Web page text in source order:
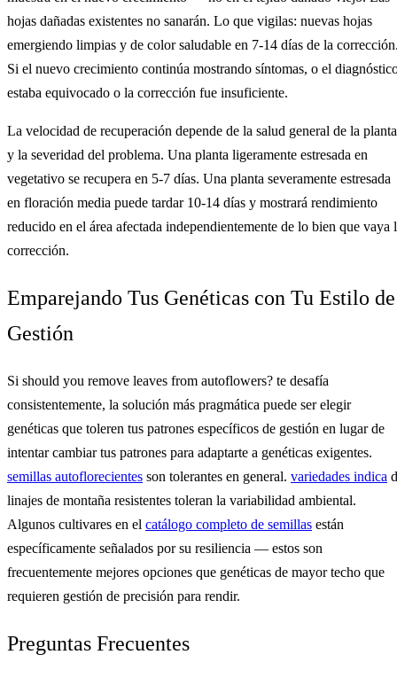
hojas dañadas existentes no sanarán. Lo que vigilas: nuevas hojas
emergiendo limpias y de color saludable en 7-14 días de la
Si el nuevo crecimiento continúa mostrando síntomas, o el
estaba equivocado o la corrección fue insuficiente.
La velocidad de recuperación depende de la salud general de la planta
y la severidad del problema. Una planta ligeramente estresada en
vegetativo se recupera en 5-7 días. Una planta severamente estresada
en floración media puede tardar 10-14 días y mostrará rendimiento
reducido en el área afectada independientemente de lo bien que vaya
corrección.
Emparejando Tus Genéticas con Tu Estilo de
Gestión
Si should you remove leaves from autoflowers? te desafía
consistentemente, la solución más pragmática puede ser elegir
genéticas que toleren tus patrones específicos de gestión en lugar de
intentar cambiar tus patrones para adaptarte a genéticas exigentes.
semillas autoflorecientes son tolerantes en general. variedades indica
linajes de montaña resistentes toleran la variabilidad ambiental.
Algunos cultivares en el catálogo completo de semillas están
específicamente señalados por su resiliencia — estos son
frecuentemente mejores opciones que genéticas de mayor techo que
requieren gestión de precisión para rendir.
Preguntas Frecuentes